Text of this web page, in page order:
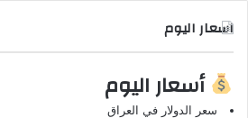
اسعار اليوم
أسعار اليوم
سعر الدولار في العراق